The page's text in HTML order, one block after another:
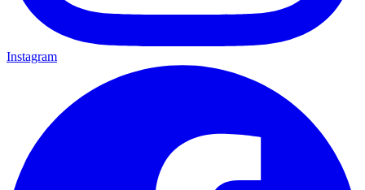
Instagram